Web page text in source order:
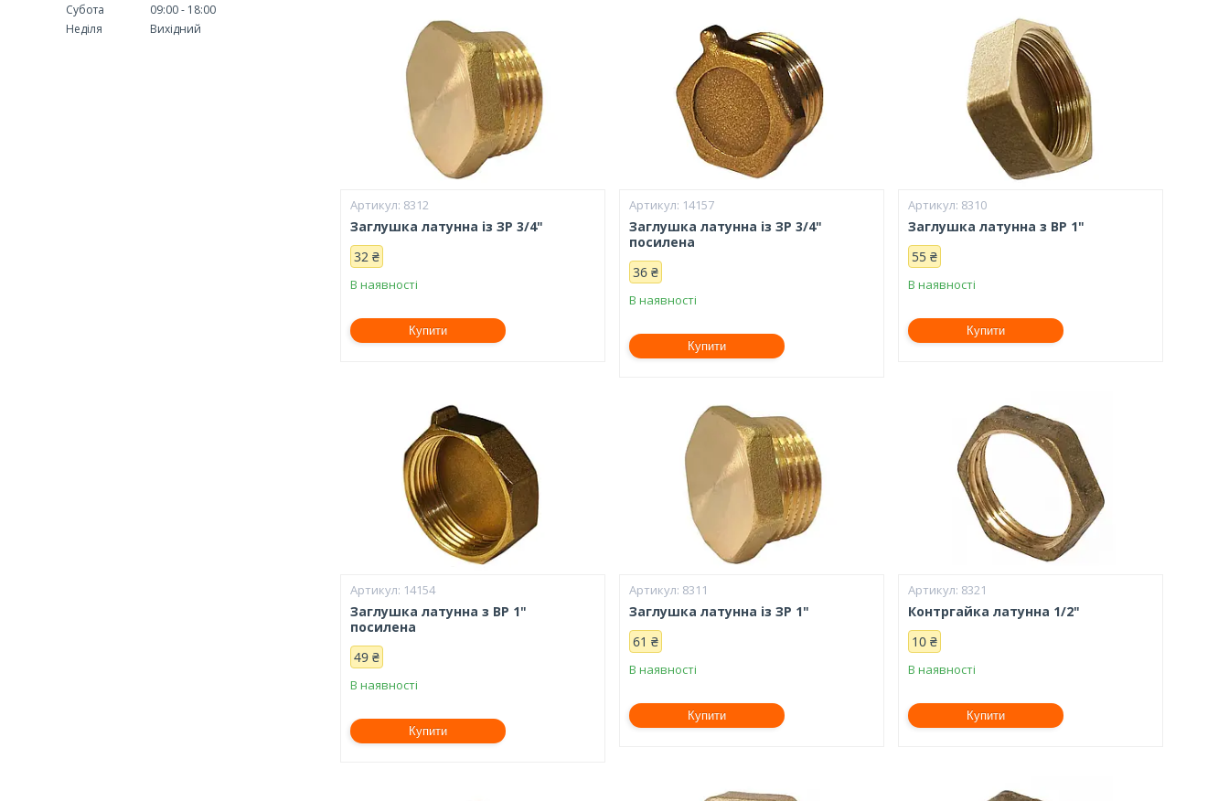
8312
Заглушка латунна із ЗР 3/4"
32 ₴
В наявності
Купити
14157
Заглушка латунна із ЗР 3/4"
посилена
36 ₴
В наявності
Купити
8310
Заглушка латунна з ВР 1"
55 ₴
В наявності
Купити
14154
Заглушка латунна з ВР 1"
посилена
49 ₴
В наявності
Купити
8311
Заглушка латунна із ЗР 1"
61 ₴
В наявності
Купити
8321
Контргайка латунна 1/2"
10 ₴
В наявності
Купити
Субота
09:00
18:00
Неділя
Вихідний